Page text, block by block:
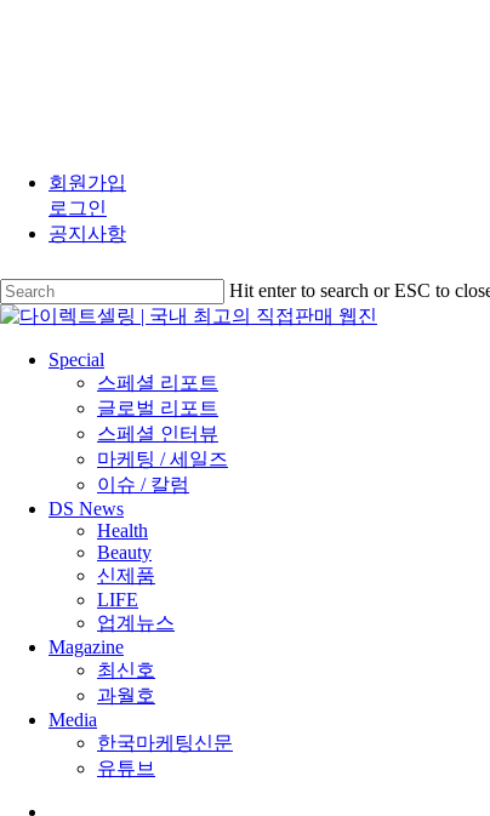
main
content
회원가입
로그인
공지사항
Hit enter to search or ESC to
Close
search
Menu
Special
스페셜 리포트
글로벌 리포트
스페셜 인터뷰
마케팅 / 세일즈
이슈 / 칼럼
DS News
Health
Beauty
신제품
LIFE
업계뉴스
Magazine
최신호
과월호
Media
한국마케팅신문
유튜브